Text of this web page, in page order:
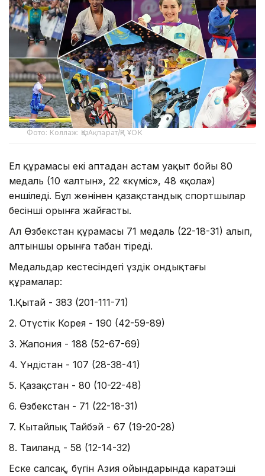
Фото: Коллаж: ҚазАқпарат/ҚР ҰОК
Ел құрамасы екі аптадан астам уақыт бойы 80
медаль (10 «алтын», 22 «күміс», 48 «қола»)
еншіледі. Бұл жөнінен қазақстандық спортшылар
бесінші орынға жайғасты.
Ал Өзбекстан құрамасы 71 медаль (22-18-31) алып,
алтыншы орынға табан тіреді.
Медальдар кестесіндегі үздік ондықтағы
құрамалар:
1.Қытай - 383 (201-111-71)
2. Оңтүстік Корея - 190 (42-59-89)
3. Жапония - 188 (52-67-69)
4. Үндістан - 107 (28-38-41)
5. Қазақстан - 80 (10-22-48)
6. Өзбекстан - 71 (22-18-31)
7. Кытайлық Тайбэй - 67 (19-20-28)
8. Таиланд - 58 (12-14-32)
Еске салсақ, бүгін Азия ойындарында каратэші